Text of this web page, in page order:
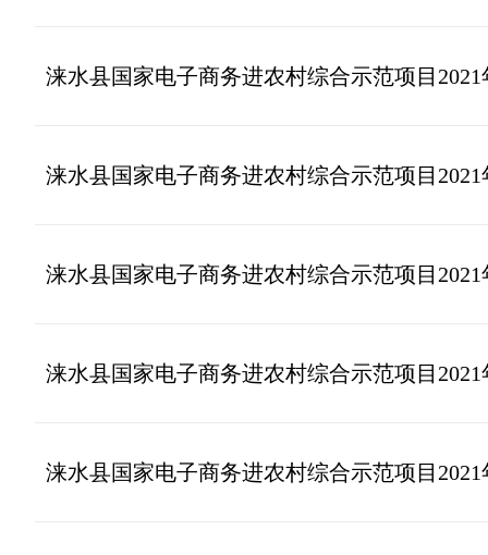
涞水县国家电子商务进农村综合示范项目
涞水县国家电子商务进农村综合示范项目
涞水县国家电子商务进农村综合示范项目
涞水县国家电子商务进农村综合示范项目
涞水县国家电子商务进农村综合示范项目